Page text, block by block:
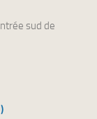
sud de